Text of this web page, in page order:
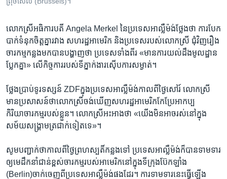
លោក​ស្រី​អធិការបតី​ Angela Merkel​ នៃ​ប្រទេស​អាល្លឺម៉ង់​ថ្លែង​ថា​ ការ​បែក
បាក់​ទំនុក​ចិត្ត​គ្នា​រវាង​ សហរដ្ឋអាមេរិក​ និង​ប្រទេស​របស់​លោក​ស្រី​ ជុំវិញ​រឿង​
ចារកម្ម​កន្លងមក​បាន​បង្ហាញ​ថា ​ប្រទេស​ទាំង​ពីរ «មាន​ការយល់​ដឹង​មូលដ្ឋាន​
ប្លែក​គ្នា​»​ លើ​កិច្ច​ការរបស់​ទីភ្នាក់ងារ​ស៊ើប​ការ​សម្ងាត់។
ថ្លែង​ប្រាប់​ទូរទស្សន៍​ ZDF​ក្នុង​ប្រទេស​អាល្លឺម៉ង់​កាល​ពី​ថ្ងៃ​សៅរ៍​ លោក​ស្រី​
មាន​ប្រសាសន៍​ថា​លោក​ស្រី​ចង់​ឃើញ​សហរដ្ឋ​អាមេរិក​កែប្រែ​អាកប្ប
កិរិយាចារកម្ម​របស់​ខ្លួន​។ លោក​ស្រី​អះអាង​ថា​ «យើង​មិន​អាច​រស់នៅ​ក្នុង​
សម័យ​សង្គ្រាម​ត្រជាក់​ទៀត​ទេ»​។​
សូម​បញ្ជាក់​ថា​កាល​ពី​ថ្ងៃ​ព្រហស្បតិ៍​កន្លង​ទៅ​ ប្រទេស​អាល្លឺម៉ង់​ក៏បាន​ទាមទារ​
ឲ្យមេដឹកនាំ​ជាន់​ខ្ពស់​ចារកម្ម​របស់​អាមេរិក​នៅ​ក្នុង​ទីក្រុង​ប៊ែកឡាំង​
(Berlin)ចាក់ចេញ​ពី​ប្រទេស​អាល្លឺម៉ង់​ផង​ដែរ​។ ការ​ទាមទារ​នេះ​ធ្វើ​ឡើង​